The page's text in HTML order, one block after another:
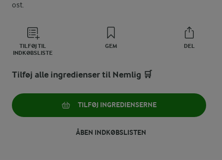
ost.
TILFØJ TIL
INDKØBSLISTE
GEM DEL
Tilføj alle ingredienser til Nemlig 🛒
TILFØJ INGREDIENSERNE
ÅBEN INDKØBSLISTEN